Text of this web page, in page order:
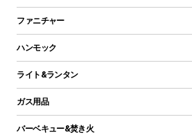
ツールームテント
ワンポールテント
シェルターテント
ロッジ型・オリジナルテント
タープ
インナーシュラフ
キャンピングベッド・コット
インフレータブルマット
ファニチャー
アウトドアテーブル
レジャーシート
ハンモック
ライト&ランタン
LEDランタン
ガスランタン
ガス用品
ガスバーナー
バーベキュー&焚き火